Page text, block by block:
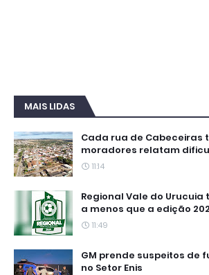
MAIS LIDAS
Cada rua de Cabeceiras
moradores relatam
11:14
Regional Vale do Urucuia
a menos que a edição
11:49
GM prende suspeitos de
no Setor Enis